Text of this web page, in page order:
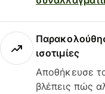
ισοτιμίες
Αποθήκευσε
βλέπεις πώς